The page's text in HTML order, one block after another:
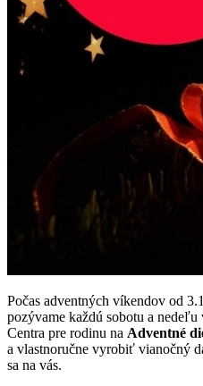
Počas adventných víkendov od
pozývame každú sobotu a nedeľu
Centra pre rodinu na Adventné
a vlastnoručne vyrobiť vianočný
sa na vás.